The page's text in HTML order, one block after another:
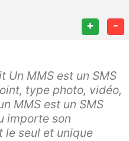
+ -
Un MMS est un SMS
type photo, vidéo,
MMS est un SMS
importe son
le seul et unique